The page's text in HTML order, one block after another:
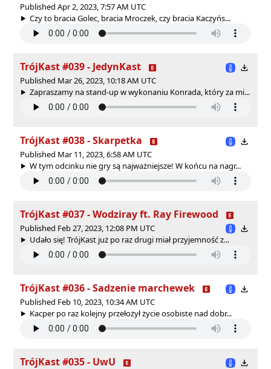
Published Apr 2, 2023, 7:57 AM UTC
Czy to bracia Golec, bracia Mroczek, czy bracia Kaczyńs...
TrójKast #039 - JedynKast
Published Mar 26, 2023, 10:18 AM UTC
Zapraszamy na stand-up w wykonaniu Konrada, który za mi...
TrójKast #038 - Skarpetka
Published Mar 11, 2023, 6:58 AM UTC
W tym odcinku nie gry są najważniejsze! W końcu na nagr...
TrójKast #037 - Wodziray ft. Ray Firewood
Published Feb 27, 2023, 12:08 PM UTC
Udało się! TrójKast już po raz drugi miał przyjemność z...
TrójKast #036 - Sadzenie marchewek
Published Feb 10, 2023, 10:34 AM UTC
Kacper po raz kolejny przełożył życie osobiste nad dobr...
TrójKast #035 - UwU